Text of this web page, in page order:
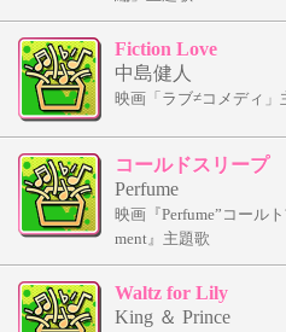
Fiction Love
中島健人
映画「ラブ≠コメディ」
コールドスリープ
Perfume
映画『Perfume”コール
ment』主題歌
Waltz for Lily
King ＆ Prince